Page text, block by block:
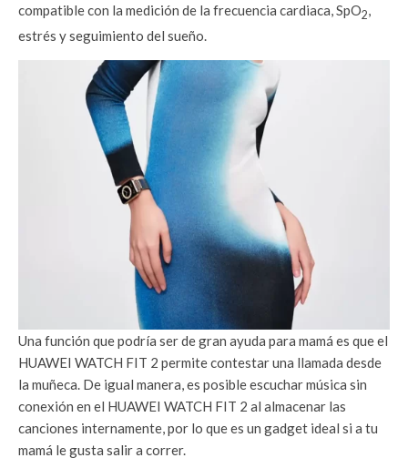
compatible con la medición de la frecuencia cardiaca, SpO2
estrés y seguimiento del sueño.
Una función que podría ser de gran ayuda para mamá es que el
HUAWEI WATCH FIT 2 permite contestar una llamada desde
la muñeca. De igual manera, es posible escuchar música sin
conexión en el HUAWEI WATCH FIT 2 al almacenar las
canciones internamente, por lo que es un gadget ideal si a tu
mamá le gusta salir a correr.